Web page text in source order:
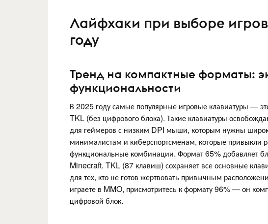
Лайфхаки при выборе
году
Тренд на компактные форматы:
функциональности
В 2025 году самые популярные игровые клавиатуры —
TKL (без цифрового блока). Такие клавиатуры
для геймеров с низким DPI мыши, которым нужны
минималистам и киберспортсменам, которые привыкли
функциональные комбинации. Формат 65% добавляет
Minecraft. TKL (87 клавиш) сохраняет все основные
для тех, кто не готов жертвовать привычным
играете в MMO, присмотритесь к формату 96% — он
цифровой блок.